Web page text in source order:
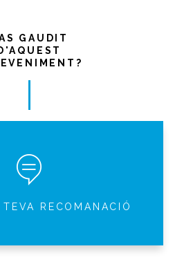
GAUDIT
RECOMANACIÓ